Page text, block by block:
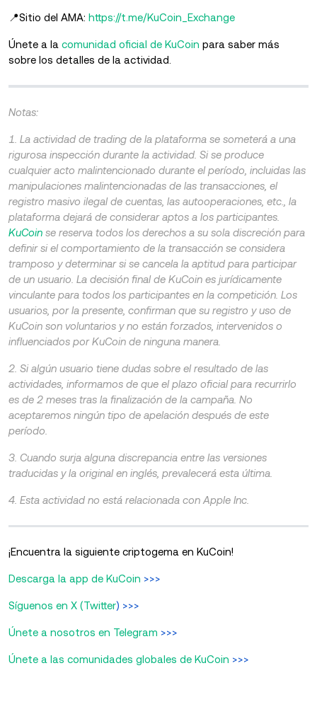
📍Sitio del AMA: https://t.me/KuCoin_Exchange
Únete a la comunidad oficial de KuCoin para saber más
sobre los detalles de la actividad.
Notas:
1. La actividad de trading de la plataforma se someterá a una
rigurosa inspección durante la actividad. Si se produce
cualquier acto malintencionado durante el período, incluidas las
manipulaciones malintencionadas de las transacciones, el
registro masivo ilegal de cuentas, las autooperaciones, etc., la
plataforma dejará de considerar aptos a los participantes.
KuCoin se reserva todos los derechos a su sola discreción para
definir si el comportamiento de la transacción se considera
tramposo y determinar si se cancela la aptitud para participar
de un usuario. La decisión final de KuCoin es jurídicamente
vinculante para todos los participantes en la competición. Los
usuarios, por la presente, confirman que su registro y uso de
KuCoin son voluntarios y no están forzados, intervenidos o
influenciados por KuCoin de ninguna manera.
2. Si algún usuario tiene dudas sobre el resultado de las
actividades, informamos de que el plazo oficial para recurrirlo
es de 2 meses tras la finalización de la campaña. No
aceptaremos ningún tipo de apelación después de este
período.
3. Cuando surja alguna discrepancia entre las versiones
traducidas y la original en inglés, prevalecerá esta última.
4. Esta actividad no está relacionada con Apple Inc.
¡Encuentra la siguiente criptogema en KuCoin!
Descarga la app de KuCoin >>>
Síguenos en X (Twitter) >>>
Únete a nosotros en Telegram >>>
Únete a las comunidades globales de KuCoin >>>